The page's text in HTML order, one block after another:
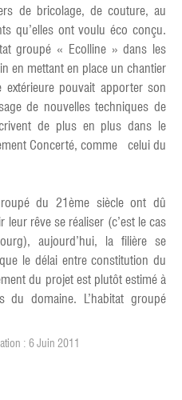
de bricolage, de couture, au
qu’elles ont voulu éco conçu.
groupé « Ecolline » dans les
en mettant en place un chantier
pouvait apporter son
de nouvelles techniques de
de plus en plus dans le
Concerté, comme celui du
du 21ème siècle ont dû
rêve se réaliser (c’est le cas
aujourd’hui, la filière se
le délai entre constitution du
du projet est plutôt estimé à
domaine. L’habitat groupé
: 6 Juin 2011